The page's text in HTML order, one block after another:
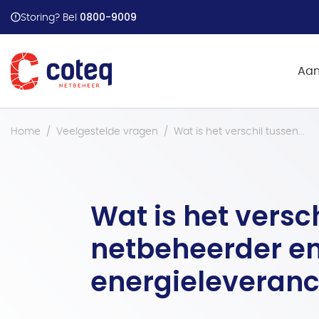
Storing? Bel 0800-9009
Home Veelgestelde vragen Wat is het verschil tussen...
Wat is het
netbeheerder